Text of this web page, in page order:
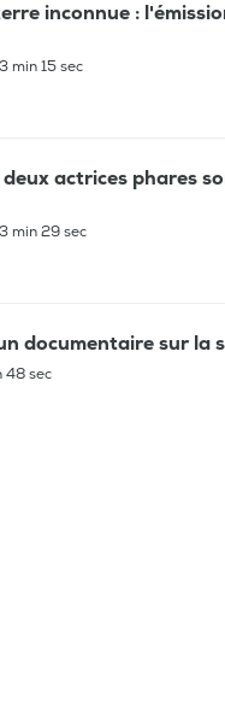
inconnue :
3 min 15 sec
deux actrices phares
3 min 29 sec
documentaire sur la
48 sec